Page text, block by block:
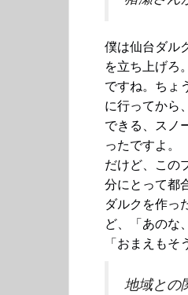
僕は仙台ダル
を立ち上げろ
ですね。ちょ
に行ってから
できる、スノ
ったですよ。
だけど、この
分にとって都
ダルクを作っ
ど、「あのな
「おまえも
地域との